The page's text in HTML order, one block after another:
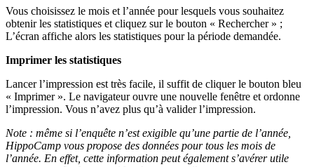
Vous choisissez le mois et l’année pour lesquels vous souhaitez
obtenir les statistiques et cliquez sur le bouton « Rechercher » ;
L’écran affiche alors les statistiques pour la période demandée.
Imprimer les statistiques
Lancer l’impression est très facile, il suffit de cliquer le bouton bleu
« Imprimer ». Le navigateur ouvre une nouvelle fenêtre et ordonne
l’impression. Vous n’avez plus qu’à valider l’impression.
Note : même si l’enquête n’est exigible qu’une partie de l’année,
HippoCamp vous propose des données pour tous les mois de
l’année. En effet, cette information peut également s’avérer utile